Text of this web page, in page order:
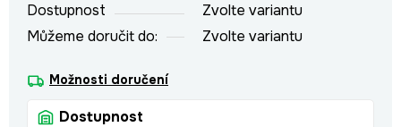
Dostupnost
Zvolte variantu
Můžeme doručit do:
Zvolte variantu
Možnosti doručení
Dostupnost